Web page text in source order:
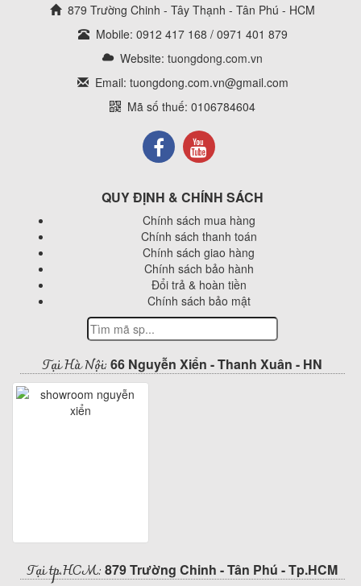
879 Trường Chinh - Tây Thạnh - Tân Phú - HCM
Mobile: 0912 417 168 / 0971 401 879
Website: tuongdong.com.vn
Email: tuongdong.com.vn@gmail.com
Mã số thuế: 0106784604
QUY ĐỊNH & CHÍNH SÁCH
Chính sách mua hàng
Chính sách thanh toán
Chính sách giao hàng
Chính sách bảo hành
Đổi trả & hoàn tiền
Chính sách bảo mật
Tại Hà Nội: 66 Nguyễn Xiển - Thanh Xuân - HN
Tại tp.HCM: 879 Trường Chinh - Tân Phú - Tp.HCM